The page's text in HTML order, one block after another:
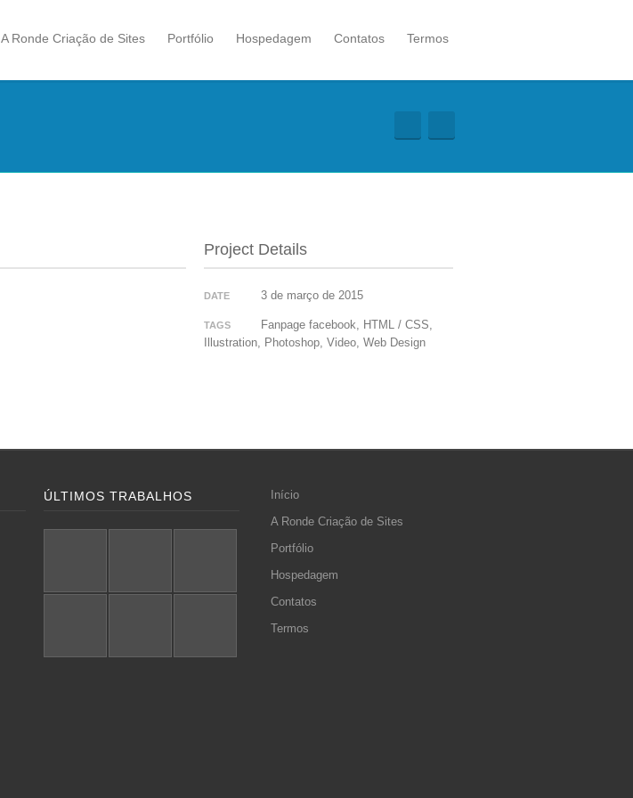
A Ronde Criação de Sites Portfólio Hospedagem Contatos Termos
Project Details
DATE 3 de março de 2015
TAGS
Fanpage facebook, HTML / CSS,
Illustration, Photoshop, Video, Web Design
ÚLTIMOS TRABALHOS
Início
A Ronde Criação de Sites
Portfólio
Hospedagem
Contatos
Termos